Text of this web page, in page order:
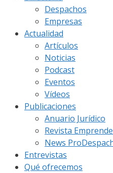
Despachos
Empresas
Actualidad
Artículos
Noticias
Podcast
Eventos
Vídeos
Publicaciones
Anuario Jurídico
Revista
News
Entrevistas
Qué ofrecemos